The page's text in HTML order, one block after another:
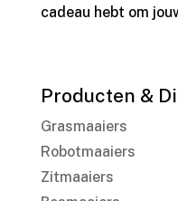
cadeau hebt om
Producten &
Grasmaaiers
Robotmaaiers
Zitmaaiers